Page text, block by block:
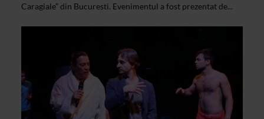
Caragiale” din Bucuresti. Evenimentul a fost prezentat de...